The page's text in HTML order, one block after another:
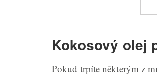
Kokosový olej
Pokud trpíte některým z